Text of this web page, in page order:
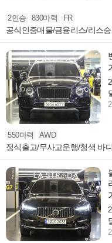
2인승 830마력 FR
공식인증매물/금융리스/리스
550마력 AWD
정식출고/무사고운행/청색 바